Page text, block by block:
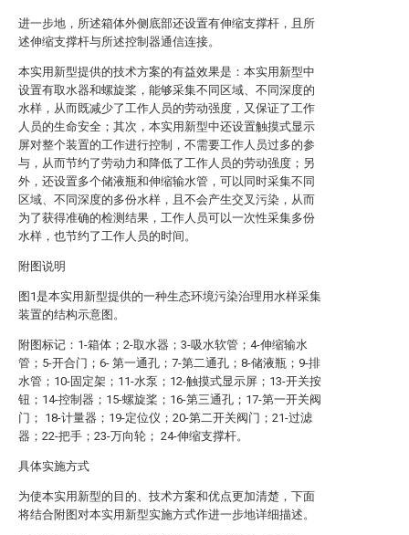
进一步地，所述箱体外侧底部还设置有伸缩支撑杆，且所
述伸缩支撑杆与所述控制器通信连接。
本实用新型提供的技术方案的有益效果是：本实用新型中
设置有取水器和螺旋桨，能够采集不同区域、不同深度的
水样，从而既减少了工作人员的劳动强度，又保证了工作
人员的生命安全；其次，本实用新型中还设置触摸式显示
屏对整个装置的工作进行控制，不需要工作人员过多的参
与，从而节约了劳动力和降低了工作人员的劳动强度；另
外，还设置多个储液瓶和伸缩输水管，可以同时采集不同
区域、不同深度的多份水样，且不会产生交叉污染，从而
为了获得准确的检测结果，工作人员可以一次性采集多份
水样，也节约了工作人员的时间。
附图说明
图1是本实用新型提供的一种生态环境污染治理用水样采集
装置的结构示意图。
附图标记：1-箱体；2-取水器；3-吸水软管；4-伸缩输水
管；5-开合门；6- 第一通孔；7-第二通孔；8-储液瓶；9-排
水管；10-固定架；11-水泵；12-触摸式显示屏；13-开关按
钮；14-控制器；15-螺旋桨；16-第三通孔；17-第一开关阀
门； 18-计量器；19-定位仪；20-第二开关阀门；21-过滤
器；22-把手；23-万向轮； 24-伸缩支撑杆。
具体实施方式
为使本实用新型的目的、技术方案和优点更加清楚，下面
将结合附图对本实用新型实施方式作进一步地详细描述。